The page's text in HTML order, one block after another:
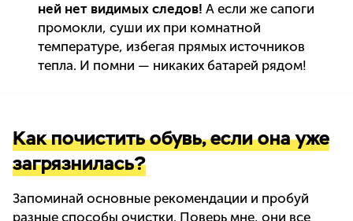
ней нет видимых следов! А если же сапоги
промокли, суши их при комнатной
температуре, избегая прямых источников
тепла. И помни — никаких батарей рядом!
Как почистить обувь, если она уже
загрязнилась?
Запоминай основные рекомендации и пробуй
разные способы очистки. Поверь мне, они все